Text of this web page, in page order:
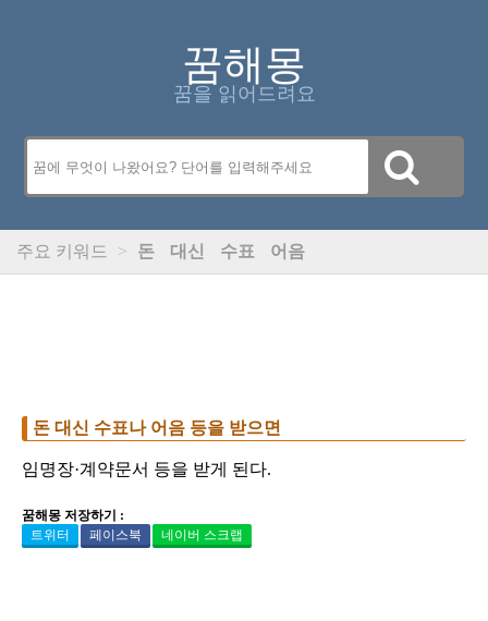
꿈해몽
꿈을 읽어드려요
주요 키워드 > 돈 대신 수표 어음
돈 대신 수표나 어음 등을 받으면
임명장·계약문서 등을 받게 된다.
꿈해몽 저장하기 :
트위터
페이스북 네이버 스크랩